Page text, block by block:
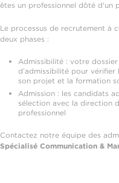
êtes un professionnel dôté d'un
Le processus de recrutement à
deux phases :
Admissibilité : votre
d’admissibilité pour
son projet et la formation
Admission : les candidats
sélection avec la direction
professionnel
Contactez notre équipe des
Spécialisé Communication &